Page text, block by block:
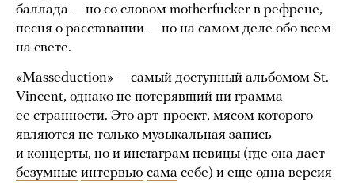
баллада — но со словом motherfucker в рефрене,
песня о расставании — но на самом деле обо всем
на свете.
«Masseduction» — самый доступный альбомом St.
Vincent, однако не потерявший ни грамма
ее странности. Это арт-проект, мясом которого
являются не только музыкальная запись
и концерты, но и инстаграм певицы (где она дает
безумные интервью сама себе) и еще одна версия